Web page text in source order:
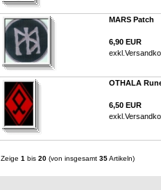
MARS Patch
6,90 EUR
exkl.
OTHALA
6,50 EUR
exkl.
Zeige 1 bis 20(von insgesamt 35Artikeln)